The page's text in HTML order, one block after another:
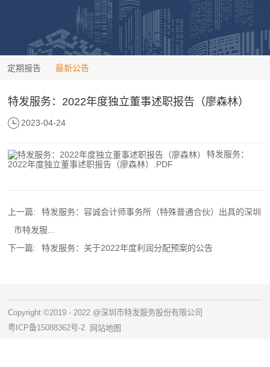
定期报告 最新公告
特发服务：2022年度独立董事述职报告（廖森林）
2023-04-24
特发服务：
2022年度独立董事述职报告（廖森林）.PDF
上一篇:
特发服务：容诚会计师事务所（特殊普通合伙）出具的深圳
市特发服...
下一篇:
特发服务：关于2022年度利润分配预案的公告
Copyright ©2019 - 2022 @深圳市特发服务股份有限公司
粤ICP备15088362号-2
网站地图